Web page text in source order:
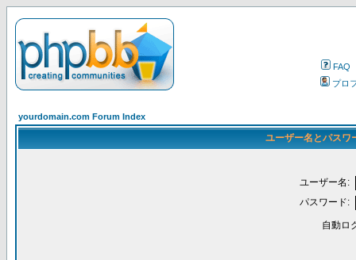
FAQ
プロ
yourdomain.com Forum Index
ユーザー名とパスワ
ユーザー名:
パスワード:
自動ロ